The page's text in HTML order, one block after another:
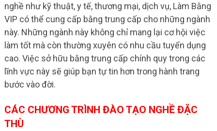
nghề như kỹ thuật, y tế, thương mại, dịch vụ, Làm Bằng
VIP có thể cung cấp bằng trung cấp cho những ngành
này. Những ngành này không chỉ mang lại cơ hội việc
làm tốt mà còn thường xuyên có nhu cầu tuyển dụng
cao. Việc sở hữu bằng trung cấp chính quy trong các
lĩnh vực này sẽ giúp bạn tự tin hơn trong hành trang
bước vào đời.
CÁC CHƯƠNG TRÌNH ĐÀO TẠO NGHỀ ĐẶC
THÙ